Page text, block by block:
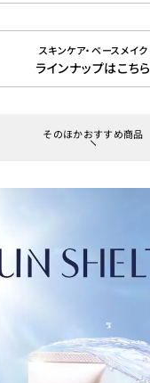
スキンケア・ベースメイク
ラインナップはこちら
そのほかおすすめ商品